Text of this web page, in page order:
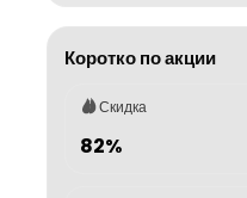
Коротко по акции
Скидка
82%